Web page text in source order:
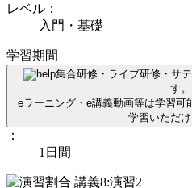
レベル：
入門・基礎
学習期間
集合研修・ライブ研修・サ
す。
eラーニング・e講義動画等は学習可
学習いただけ
：
1日間